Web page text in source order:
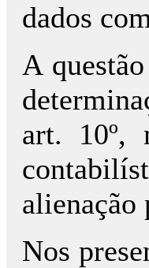
dados
A
art. 10º,
alienação
Nos